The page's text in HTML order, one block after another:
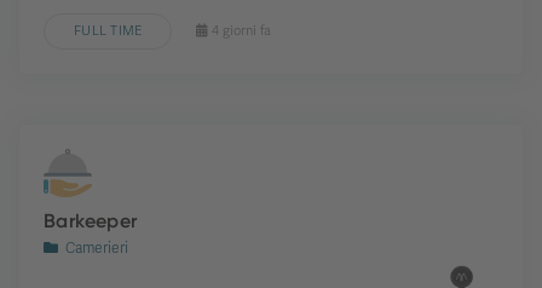
FULL TIME 4 giorni fa
Barkeeper
Camerieri